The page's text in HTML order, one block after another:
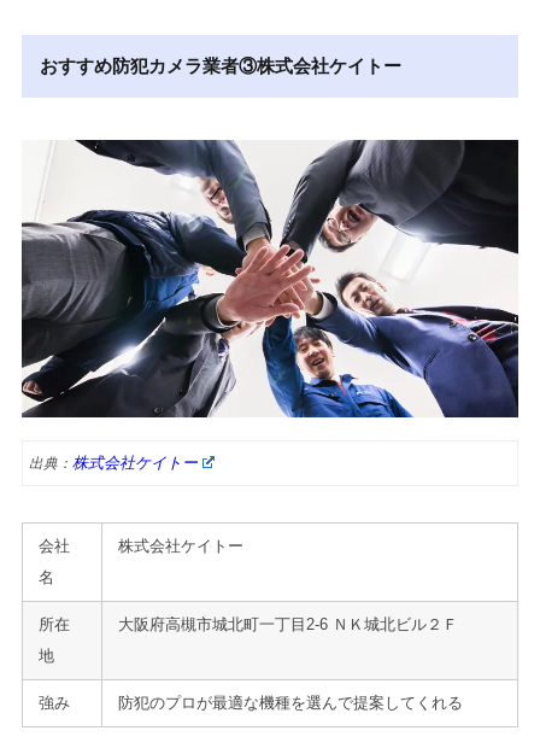
おすすめ防犯カメラ業者③株式会社ケイトー
出典： 株式会社ケイトー
会社
名
株式会社ケイトー
所在
地
大阪府高槻市城北町一丁目2-6 ＮＫ城北ビル２Ｆ
強み 防犯のプロが最適な機種を選んで提案してくれる